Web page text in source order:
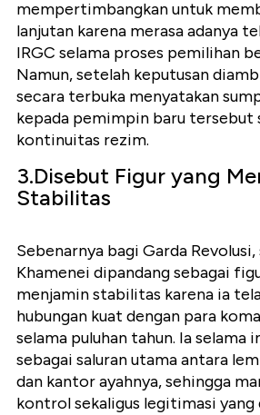
mempertimbangkan untuk
lanjutan karena merasa adanya
IRGC selama proses pemilihan
Namun, setelah keputusan
secara terbuka menyatakan
kepada pemimpin baru tersebut
kontinuitas rezim.
3.Disebut Figur yang
Stabilitas
Sebenarnya bagi Garda
Khamenei dipandang sebagai
menjamin stabilitas karena ia
hubungan kuat dengan para
selama puluhan tahun. Ia selama
sebagai saluran utama antara
dan kantor ayahnya, sehingga
kontrol sekaligus legitimasi